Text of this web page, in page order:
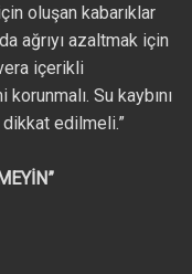
oluşan kabarıklar
ağrıyı azaltmak için
içerikli
Su kaybını
edilmeli.”